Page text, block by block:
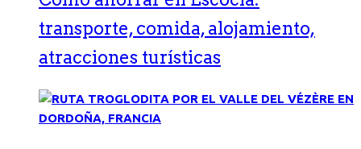
transporte, comida, alojamiento,
atracciones turísticas